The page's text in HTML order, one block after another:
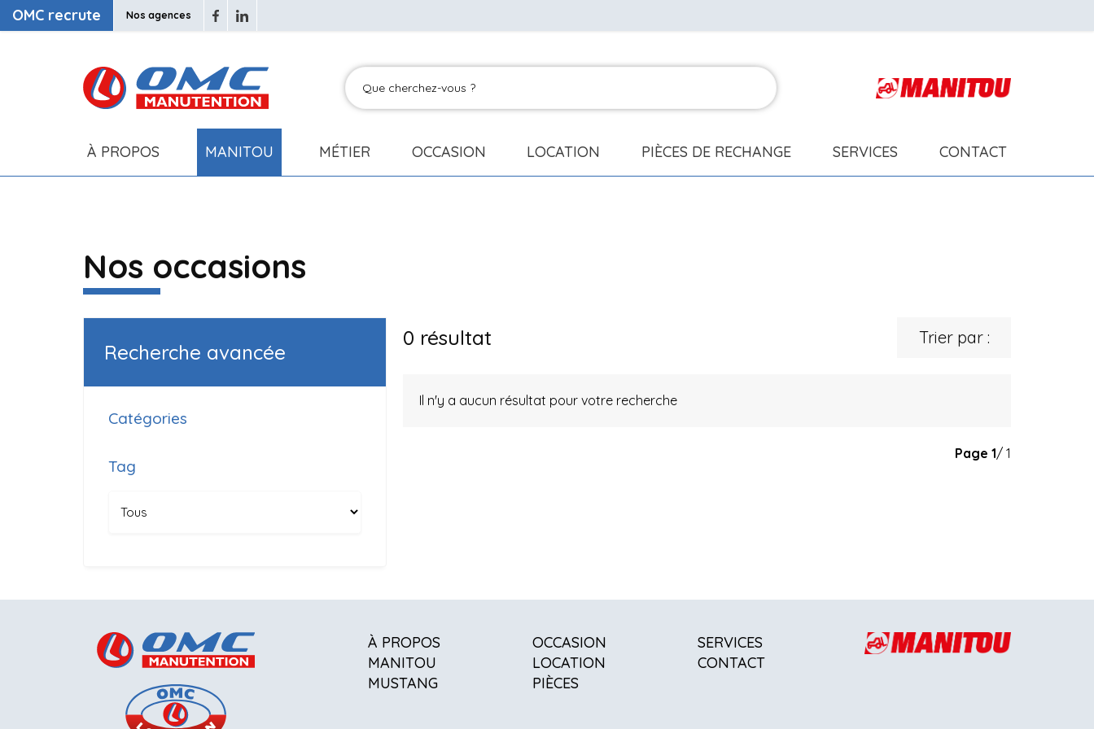
OMC recrute Nos agences
À PROPOS MANITOU MÉTIER OCCASION LOCATION PIÈCES DE RECHANGE SERVICES CONTACT
Nos occasions
Recherche avancée
Catégories
Tag
0 résultat Trier par :
Il n'y a aucun résultat pour votre recherche
Page 1/ 1
À PROPOS
MANITOU
MUSTANG
OCCASION
LOCATION
PIÈCES
SERVICES
CONTACT